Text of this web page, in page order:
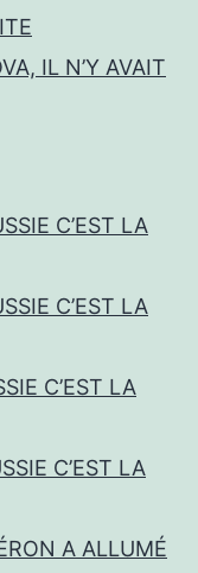
IL N’Y AVAIT
C’EST LA
C’EST LA
C’EST LA
C’EST LA
A ALLUMÉ